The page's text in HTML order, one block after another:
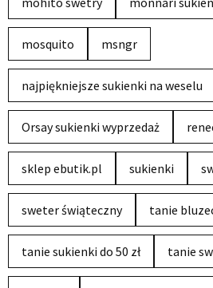
mosquito msngr
najpiękniejsze sukienki na weselu
Orsay sukienki wyprzedaż
sklep ebutik.pl sukienki
sweter świąteczny tanie
tanie sukienki do 50 zł tanie